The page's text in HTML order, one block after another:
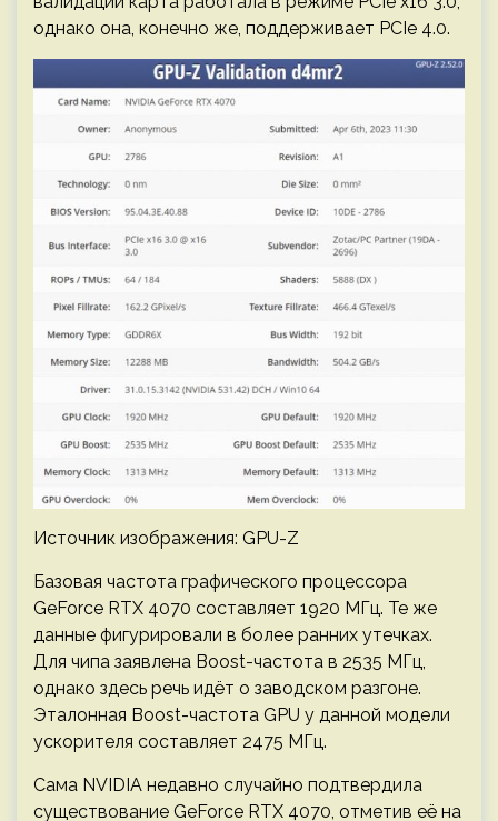
однако она, конечно же, поддерживает PCIe 4.0.
Источник изображения: GPU-Z
Базовая частота графического процессора
GeForce RTX 4070 составляет 1920 МГц. Те же
данные фигурировали в более ранних утечках.
Для чипа заявлена Boost-частота в 2535 МГц,
однако здесь речь идёт о заводском разгоне.
Эталонная Boost-частота GPU у данной модели
ускорителя составляет 2475 МГц.
Сама NVIDIA недавно случайно подтвердила
существование GeForce RTX 4070, отметив её на